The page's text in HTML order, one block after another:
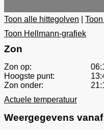
Toon alle hittegolven
Toon Hellmann-grafiek
Zon
Zon op:
Hoogste punt:
Zon onder:
Actuele temperatuur
Weergegevens vanaf